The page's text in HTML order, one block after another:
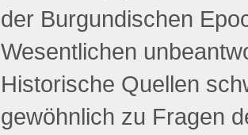
der Burgundischen
Wesentlichen
Historische Quellen
gewöhnlich zu Fragen